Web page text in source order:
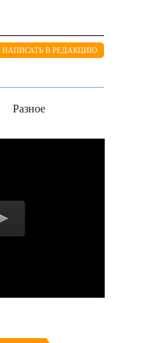
НАПИСАТЬ В РЕДАКЦИЮ
Разное